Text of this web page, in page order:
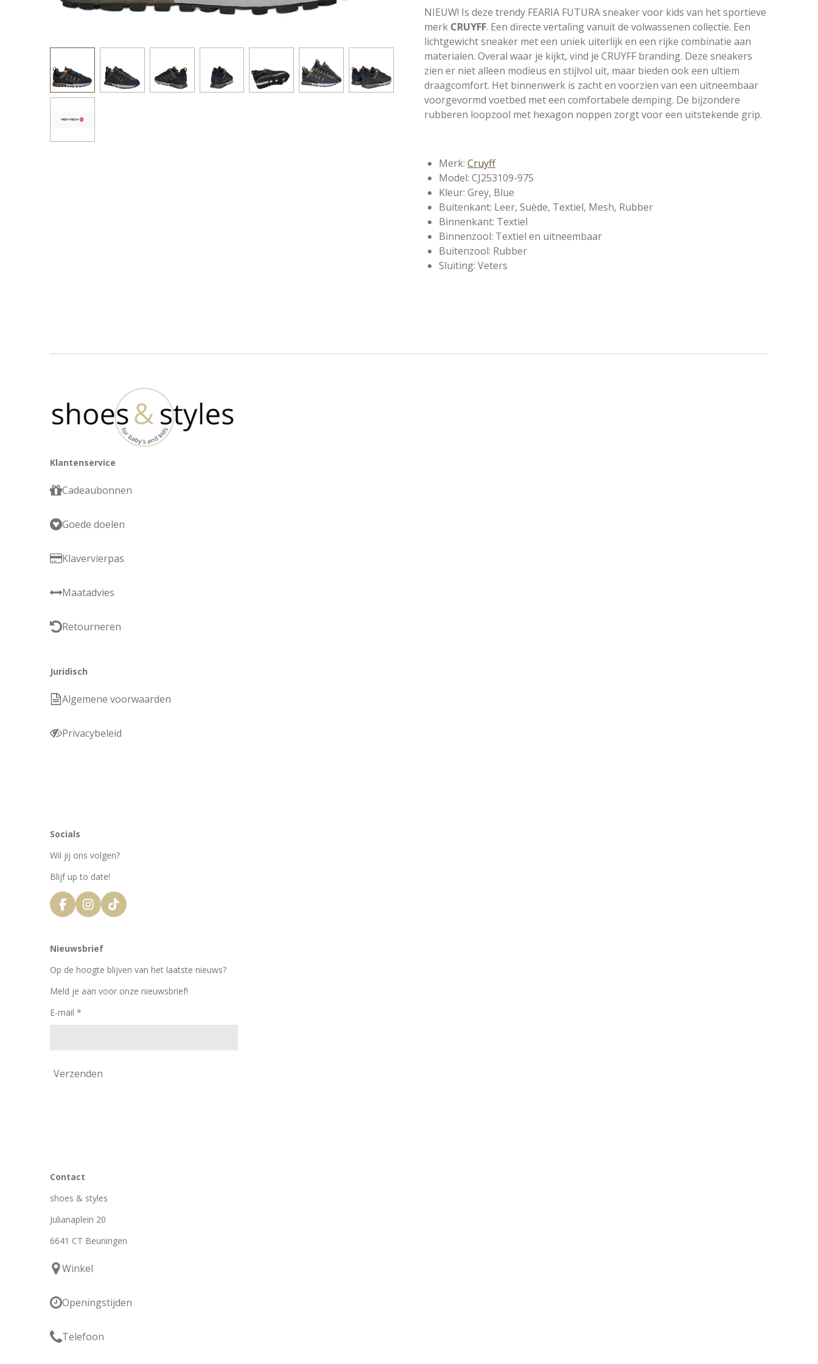
NIEUW! Is deze trendy FEARIA FUTURA sneaker voor kids van het sportieve
merk CRUYFF. Een directe vertaling vanuit de volwassenen collectie. Een
lichtgewicht sneaker met een uniek uiterlijk en een rijke combinatie aan
materialen. Overal waar je kijkt, vind je CRUYFF branding. Deze sneakers
zien er niet alleen modieus en stijlvol uit, maar bieden ook een ultiem
draagcomfort. Het binnenwerk is zacht en voorzien van een uitneembaar
voorgevormd voetbed met een comfortabele demping. De bijzondere
rubberen loopzool met hexagon noppen zorgt voor een uitstekende grip.
Merk: Cruyff
Model: CJ253109-975
Kleur: Grey, Blue
Buitenkant: Leer, Suède, Textiel, Mesh, Rubber
Binnenkant: Textiel
Binnenzool: Textiel en uitneembaar
Buitenzool: Rubber
Sluiting: Veters
Klantenservice
Cadeaubonnen
Goede doelen
Klavervierpas
Maatadvies
Retourneren
Juridisch
Algemene voorwaarden
Privacybeleid
Socials
Wil jij ons volgen?
Blijf up to date!
F
a
e
b
o
k
I
n
t
a
g
a
T
i
k
Nieuwsbrief
Op de hoogte blijven van het laatste nieuws?
Meld je aan voor onze nieuwsbrief!
E-mail *
Verzenden
Contact
shoes & styles
Julianaplein 20
6641 CT Beuningen
Winkel
Openingstijden
Telefoon